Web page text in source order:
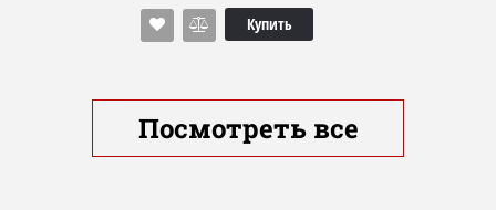
Купить
Посмотреть все